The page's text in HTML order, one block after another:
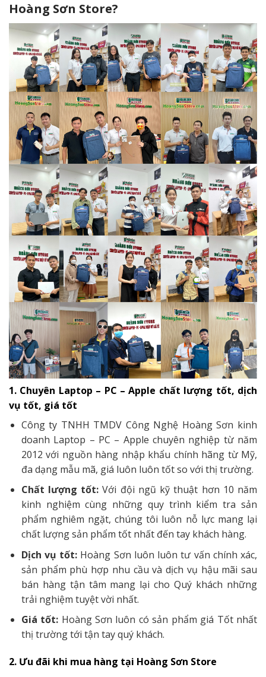
Hoàng Sơn Store?
1. Chuyên Laptop – PC – Apple chất lượng tốt, dịch
vụ tốt, giá tốt
Công ty TNHH TMDV Công Nghệ Hoàng Sơn kinh
doanh Laptop – PC – Apple chuyên nghiệp từ năm
2012 với nguồn hàng nhập khẩu chính hãng từ Mỹ,
đa dạng mẫu mã, giá luôn luôn tốt so với thị trường.
Chất lượng tốt: Với đội ngũ kỹ thuật hơn 10 năm
kinh nghiệm cùng những quy trình kiểm tra sản
phẩm nghiêm ngặt, chúng tôi luôn nỗ lực mang lại
chất lượng sản phẩm tốt nhất đến tay khách hàng.
Dịch vụ tốt: Hoàng Sơn luôn luôn tư vấn chính xác,
sản phẩm phù hợp nhu cầu và dịch vụ hậu mãi sau
bán hàng tận tâm mang lại cho Quý khách những
trải nghiệm tuyệt vời nhất.
Giá tốt: Hoàng Sơn luôn có sản phẩm giá Tốt nhất
thị trường tới tận tay quý khách.
2. Ưu đãi khi mua hàng tại Hoàng Sơn Store